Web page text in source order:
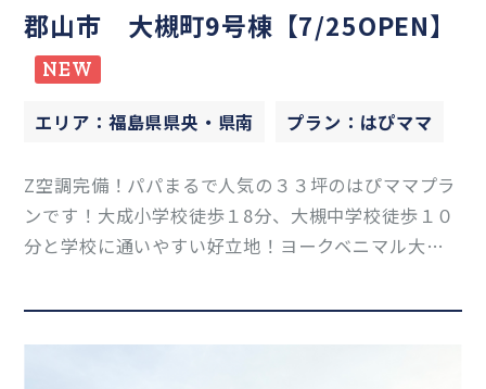
郡山市 大槻町9号棟【7/25OPEN】
NEW
エリア：福島県県央・県南 プラン：はぴママ
Z空調完備！パパまるで人気の３３坪のはぴママプラ
ンです！大成小学校徒歩１8分、大槻中学校徒歩１０
分と学校に通いやすい好立地！ヨークベニマル大槻
です！なんでもお気軽にお問い合わせください！